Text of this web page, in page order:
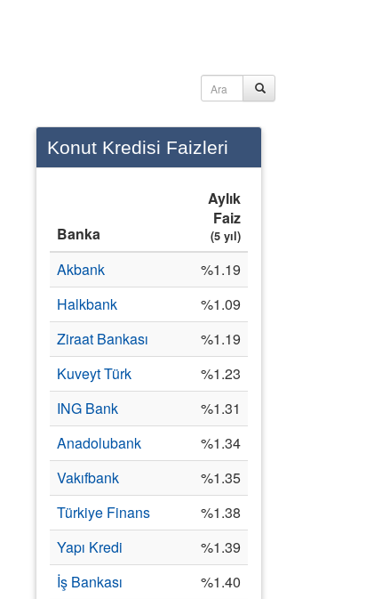
Konut Kredisi Faizleri
Banka
Aylık
Faiz
(5 yıl)
Akbank
%1.19
Halkbank
%1.09
Ziraat Bankası
%1.19
Kuveyt Türk
%1.23
ING Bank
%1.31
Anadolubank
%1.34
Vakıfbank
%1.35
Türkiye Finans
%1.38
Yapı Kredi
%1.39
İş Bankası
%1.40